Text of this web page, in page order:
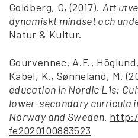
Goldberg, G, (2017). Att
dynamiskt mindset och
Natur & Kultur.
Gourvennec, A.F.,
Kabel, K., Sønneland, M.
education in Nordic L1s:
lower-secondary curricula
Norway and Sweden.
fe2020100883523